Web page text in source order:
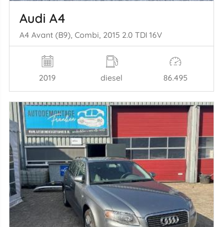
Audi A4
A4 Avant (B9), Combi, 2015 2.0 TDI 16V
2019 diesel 86.495